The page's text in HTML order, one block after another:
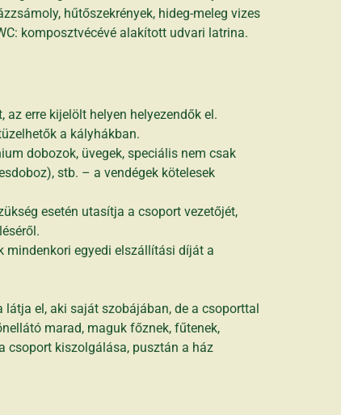
hűtőszekrények, hideg-meleg vizes
komposztvécévé alakított udvari latrina.
erre kijelölt helyen helyezendők el.
a kályhákban.
dobozok, üvegek, speciális nem csak
stb. – a vendégek kötelesek
esetén utasítja a csoport vezetőjét,
mindenkori egyedi elszállítási díját a
el, aki saját szobájában, de a csoporttal
marad, maguk főznek, fűtenek,
csoport kiszolgálása, pusztán a ház